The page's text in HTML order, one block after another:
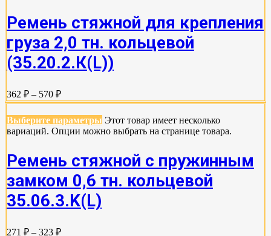
Ремень стяжной для крепления
груза 2,0 тн. кольцевой
(35.20.2.К(L))
362 ₽ – 570 ₽
Выберите параметры Этот товар имеет несколько
вариаций. Опции можно выбрать на странице товара.
Ремень стяжной с пружинным
замком 0,6 тн. кольцевой
35.06.3.K(L)
271 ₽ – 323 ₽